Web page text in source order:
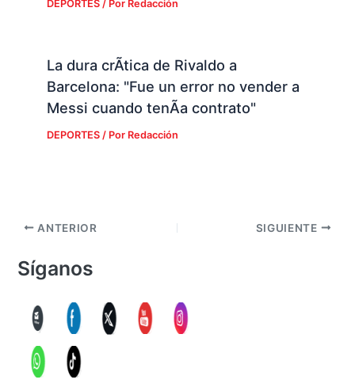
DEPORTES/ Por Redacción
La dura crÃ­tica de Rivaldo a
Barcelona: "Fue un error no vender a
Messi cuando tenÃ­a contrato"
DEPORTES/ Por Redacción
ANTERIOR SIGUIENTE
Síganos